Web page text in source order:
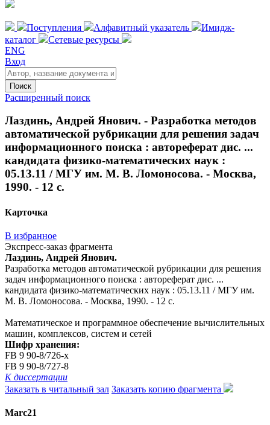
Поступления Алфавитный указатель
Имидж-
каталог
Сетевые ресурсы
ENG
Вход
Поиск
Расширенный поиск
Лаздинь, Андрей Янович. - Разработка методов
автоматической рубрикации для решения задач
информационного поиска : автореферат дис. ...
кандидата физико-математических наук :
05.13.11 / МГУ им. М. В. Ломоносова. - Москва,
1990. - 12 с.
Карточка
В избранное
Экспресс-заказ фрагмента
Лаздинь, Андрей Янович.
Разработка методов автоматической рубрикации для решения
задач информационного поиска : автореферат дис. ...
кандидата физико-математических наук : 05.13.11 / МГУ им.
М. В. Ломоносова. - Москва, 1990. - 12 с.
Математическое и программное обеспечение вычислительных
машин, комплексов, систем и сетей
Шифр хранения:
FB 9 90-8/726-x
FB 9 90-8/727-8
К диссертации
Заказать в читальный зал Заказать копию фрагмента
Marc21